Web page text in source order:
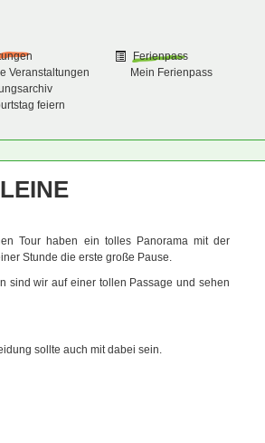
Veranstaltungen
feiern
Ferienpass
Mein Ferienpass
Tour haben ein tolles Panorama mit der
Stunde die erste große Pause.
sind wir auf einer tollen Passage und sehen
sollte auch mit dabei sein.